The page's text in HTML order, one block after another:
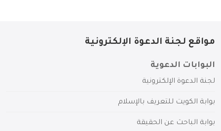
مواقع لجنة الدعوة الإلكترونية
البوابات الدعوية
لجنة الدعوة الإلكترونية
بوابة الكويت للتعريف بالإسلام
بوابة الباحث عن الحقيقة